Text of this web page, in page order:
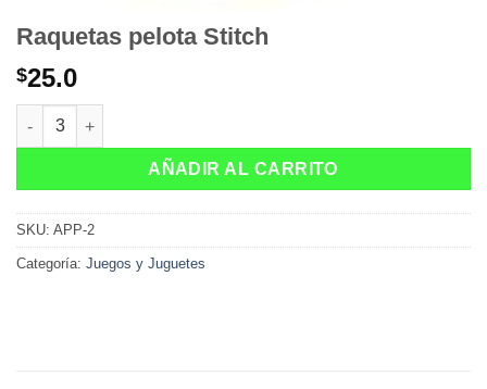
Raquetas pelota Stitch
$25.0
Raquetas pelota Stitch cantidad
AÑADIR AL CARRITO
SKU: APP-2
Categoría: Juegos y Juguetes